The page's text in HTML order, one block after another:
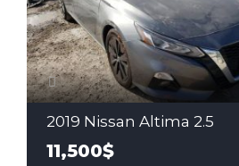
2019 Nissan Altima 2.5
11,500$